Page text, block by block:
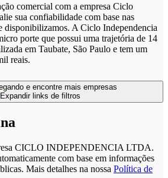
comercial com a empresa Ciclo
sua confiabilidade com base nas
disponibilizamos. A Ciclo Independencia
porte que possui uma trajetória de 14
em Taubate, São Paulo e tem um
reais.
CICLO INDEPENDENCIA LTDA.
com base em informações
Mais detalhes na nossa Política de